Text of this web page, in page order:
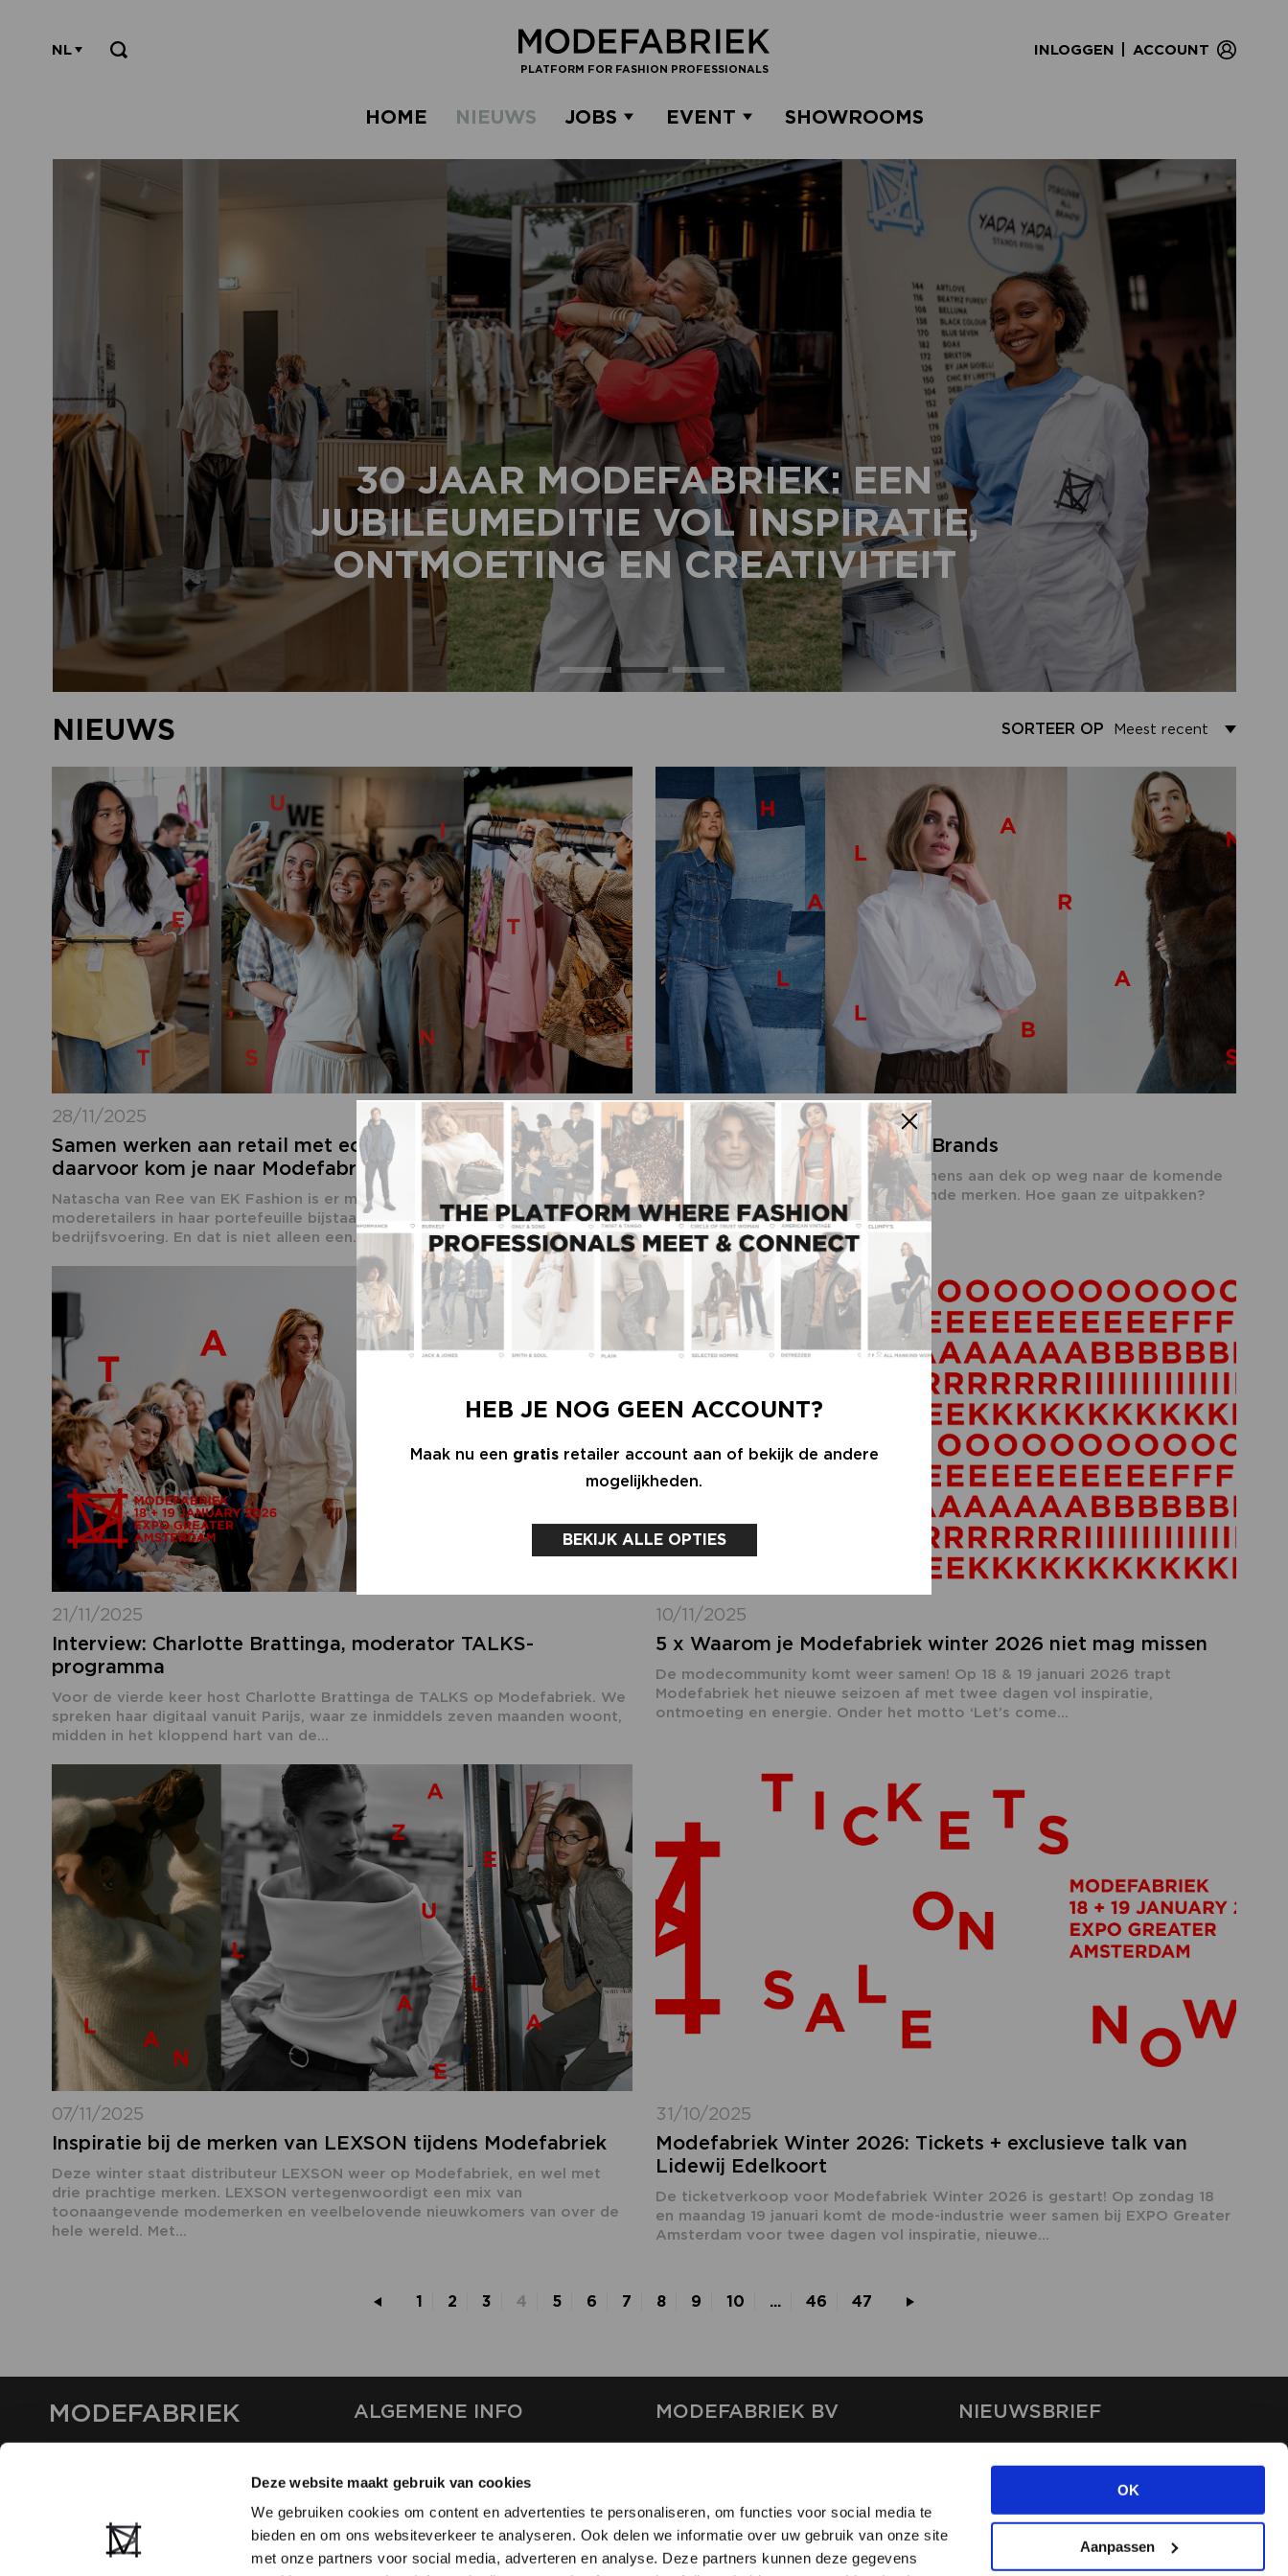
Deze website maakt gebruik van cookies
We gebruiken cookies om content en advertenties te personaliseren, om functies voor social media te
bieden en om ons websiteverkeer te analyseren. Ook delen we informatie over uw gebruik van onze site
met onze partners voor social media, adverteren en analyse. Deze partners kunnen deze gegevens
OK
Aanpassen
PLATFORM FOR FASHION PROFESSIONALS
INLOGGEN ACCOUNT
NL
HOME NIEUWS JOBS EVENT SHOWROOMS
HEB JE NOG GEEN ACCOUNT?
Maak nu een gratisretailer account aan of bekijk de andere
mogelijkheden.
BEKIJK ALLE OPTIES
30 JAAR MODEFABRIEK: EEN
JUBILEUMEDITIE VOL INSPIRATIE,
ONTMOETING EN CREATIVITEIT
NIEUWS SORTEER OP
28/11/2025
Samen werken aan retail met echte meerwaarde, ook
daarvoor kom je naar Modefabriek
Natascha van Ree van EK Fashion is er maar druk mee, de zelfstandige
moderetailers in haar portefeuille bijstaan in het optimaliseren van hun
bedrijfsvoering. En dat is niet alleen een...
25/11/2025
Modefabriek Meets WalhallaBrands
Bij Modefabriek is het inmiddels alle hens aan dek op weg naar de komende
wintereditie, net als bij de deelnemende merken. Hoe gaan ze uitpakken?
Wat is nieuw? En waar...
21/11/2025
Interview: Charlotte Brattinga, moderator TALKS-
programma
Voor de vierde keer host Charlotte Brattinga de TALKS op Modefabriek. We
spreken haar digitaal vanuit Parijs, waar ze inmiddels zeven maanden woont,
midden in het kloppend hart van de...
10/11/2025
5 x Waarom je Modefabriek winter 2026 niet mag missen
De modecommunity komt weer samen! Op 18 & 19 januari 2026 trapt
Modefabriek het nieuwe seizoen af met twee dagen vol inspiratie,
ontmoeting en energie. Onder het motto ‘Let’s come...
07/11/2025
Inspiratie bij de merken van LEXSON tijdens Modefabriek
Deze winter staat distributeur LEXSON weer op Modefabriek, en wel met
drie prachtige merken. LEXSON vertegenwoordigt een mix van
toonaangevende modemerken en veelbelovende nieuwkomers van over de
hele wereld. Met...
31/10/2025
Modefabriek Winter 2026: Tickets + exclusieve talk van
Lidewij Edelkoort
De ticketverkoop voor Modefabriek Winter 2026 is gestart! Op zondag 18
en maandag 19 januari komt de mode-industrie weer samen bij EXPO Greater
Amsterdam voor twee dagen vol inspiratie, nieuwe...
1 2 3 4 5 6 7 8 9 10 ... 46 47
MODEFABRIEK ALGEMENE INFO
CONTACT
PARTNERS
ADVERTEREN
MODEFABRIEK BV
SHIFT
NIEUWSBRIEF
laatste nieuws via de
INSCHRIJVEN